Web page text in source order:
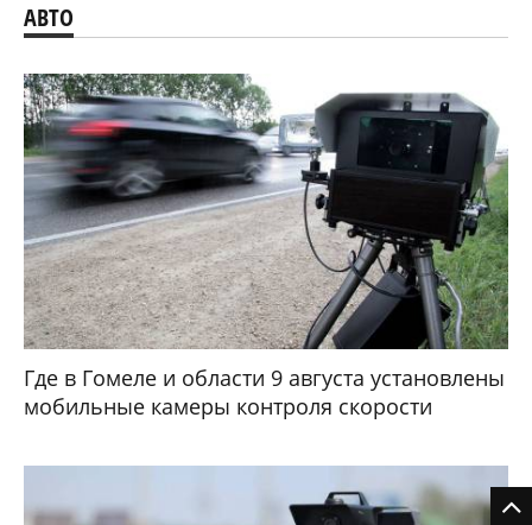
АВТО
Где в Гомеле и области 9 августа установлены
мобильные камеры контроля скорости